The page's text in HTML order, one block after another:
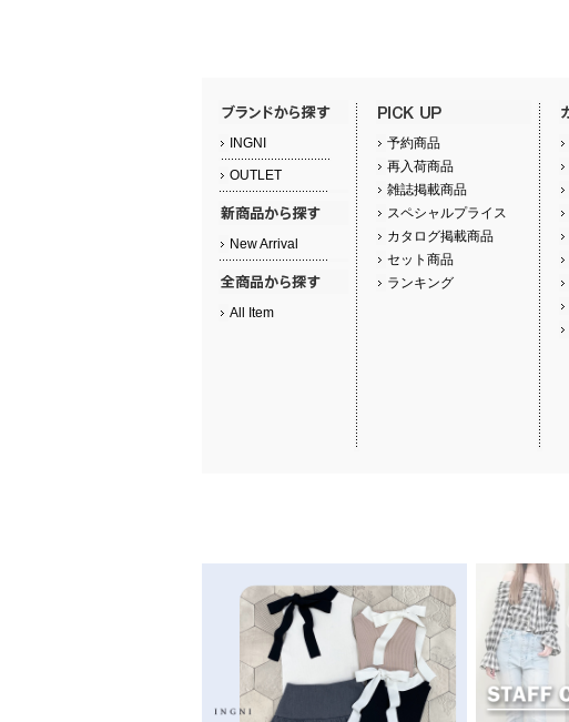
INGNI
OUTLET
New Arrival
All Item
予約商品
再入荷商品
雑誌掲載商品
スペシャルプライス
カタログ掲載商品
セット商品
ランキング